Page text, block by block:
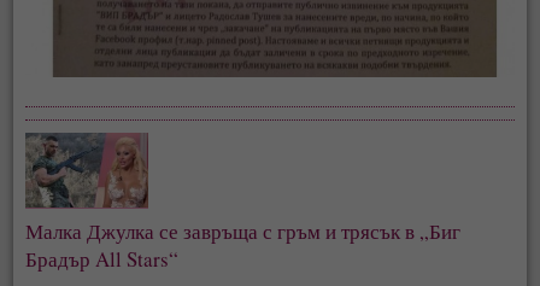
Малка Джулка се завръща с гръм и трясък в „Биг
Брадър All Stars“